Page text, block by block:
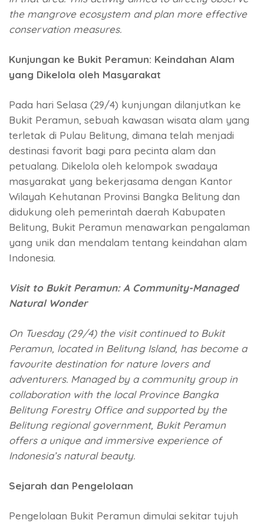
the mangrove ecosystem and plan more effective
conservation measures.
Kunjungan ke Bukit Peramun: Keindahan Alam
yang Dikelola oleh Masyarakat
Pada hari Selasa (29/4) kunjungan dilanjutkan ke
Bukit Peramun, sebuah kawasan wisata alam yang
terletak di Pulau Belitung, dimana telah menjadi
destinasi favorit bagi para pecinta alam dan
petualang. Dikelola oleh kelompok swadaya
masyarakat yang bekerjasama dengan Kantor
Wilayah Kehutanan Provinsi Bangka Belitung dan
didukung oleh pemerintah daerah Kabupaten
Belitung, Bukit Peramun menawarkan pengalaman
yang unik dan mendalam tentang keindahan alam
Indonesia.
Visit to Bukit Peramun: A Community-Managed
Natural Wonder
On Tuesday (29/4) the visit continued to Bukit
Peramun, located in Belitung Island, has become a
favourite destination for nature lovers and
adventurers. Managed by a community group in
collaboration with the local Province Bangka
Belitung Forestry Office and supported by the
Belitung regional government, Bukit Peramun
offers a unique and immersive experience of
Indonesia’s natural beauty.
Sejarah dan Pengelolaan
Pengelolaan Bukit Peramun dimulai sekitar tujuh